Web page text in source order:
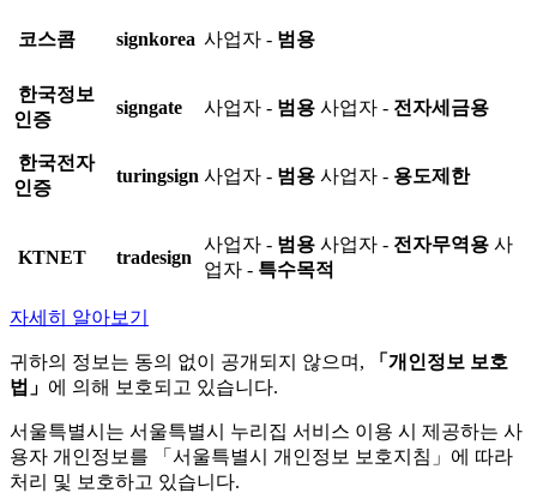
코스콤 signkorea 사업자 - 범용
한국정보
인증
signgate 사업자 - 범용 사업자 - 전자세금용
한국전자
인증
turingsign 사업자 - 범용 사업자 - 용도제한
KTNET tradesign
사업자 - 범용 사업자 - 전자무역용 사
업자 - 특수목적
자세히 알아보기
귀하의 정보는 동의 없이 공개되지 않으며,
「개인정보 보호
법」 에 의해 보호되고 있습니다.
서울특별시는 서울특별시 누리집 서비스 이용 시 제공하는 사
용자 개인정보를 「서울특별시 개인정보 보호지침」에 따라
처리 및 보호하고 있습니다.